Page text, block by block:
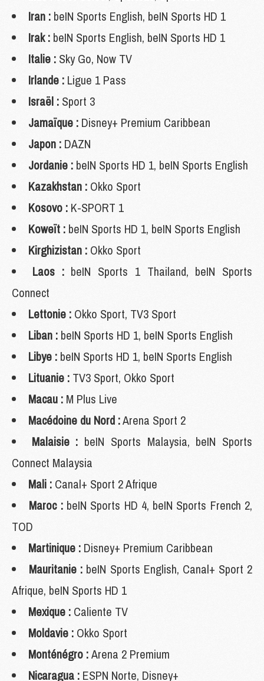
Iran : beIN Sports English, beIN Sports HD 1
Irak : beIN Sports English, beIN Sports HD 1
Italie : Sky Go, Now TV
Irlande : Ligue 1 Pass
Israël : Sport 3
Jamaïque : Disney+ Premium Caribbean
Japon : DAZN
Jordanie : beIN Sports HD 1, beIN Sports English
Kazakhstan : Okko Sport
Kosovo : K-SPORT 1
Koweït : beIN Sports HD 1, beIN Sports English
Kirghizistan : Okko Sport
Laos :beIN Sports 1 Thailand, beIN Sports
Connect
Lettonie : Okko Sport, TV3 Sport
Liban : beIN Sports HD 1, beIN Sports English
Libye : beIN Sports HD 1, beIN Sports English
Lituanie : TV3 Sport, Okko Sport
Macau : M Plus Live
Macédoine du Nord :Arena Sport 2
Malaisie : beIN Sports Malaysia, beIN Sports
Connect Malaysia
Mali : Canal+ Sport 2 Afrique
Maroc :beIN Sports HD 4, beIN Sports French 2,
TOD
Martinique : Disney+ Premium Caribbean
Mauritanie : beIN Sports English, Canal+ Sport 2
Afrique, beIN Sports HD 1
Mexique : Caliente TV
Moldavie : Okko Sport
Monténégro :Arena 2 Premium
Nicaragua : ESPN Norte, Disney+